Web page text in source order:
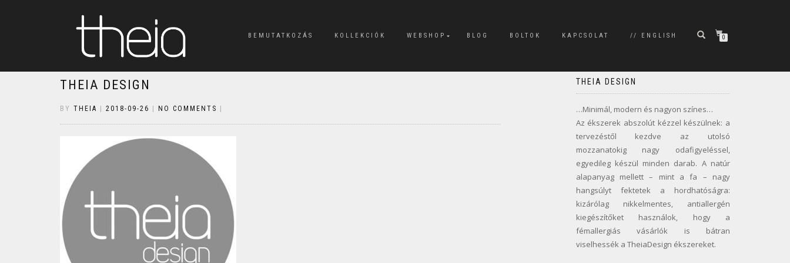
BEMUTATKOZÁS KOLLEKCIÓK WEBSHOP BLOG BOLTOK KAPCSOLAT // ENGLISH 0
THEIA DESIGN
BY THEIA 2018-09-26 NO COMMENTS
THEIA DESIGN
…Minimál, modern és nagyon színes…
Az ékszerek abszolút kézzel készülnek: a
tervezéstől kezdve az utolsó
mozzanatokig nagy odafigyeléssel,
egyedileg készül minden darab. A natúr
alapanyag mellett – mint a fa – nagy
hangsúlyt fektetek a hordhatóságra:
kizárólag nikkelmentes, antiallergén
kiegészítőket használok, hogy a
fémallergiás vásárlók is bátran
viselhessék a TheiaDesign ékszereket.